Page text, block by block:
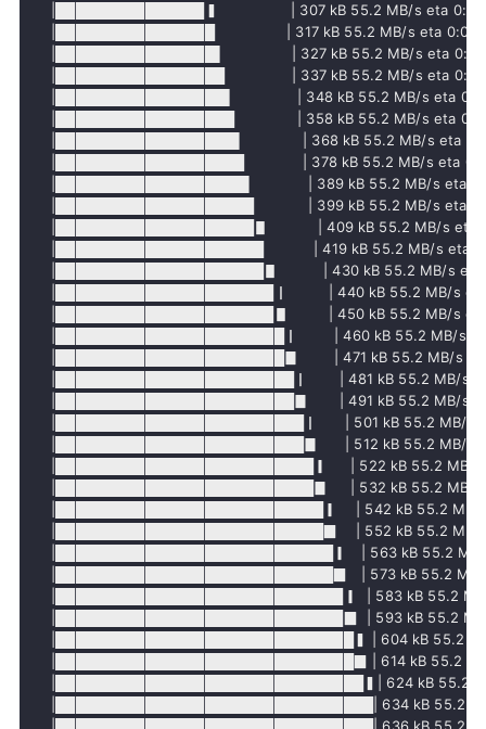
|███████████████▍                | 307 kB 55.2 MB/s eta
|████████████████                | 317 kB 55.2 MB/s eta
|████████████████▌               | 327 kB 55.2 MB/s eta
|█████████████████               | 337 kB 55.2 MB/s eta
|█████████████████▌              | 348 kB 55.2 MB/s eta
|██████████████████              | 358 kB 55.2 MB/s eta
|██████████████████▌             | 368 kB 55.2 MB/s eta
|███████████████████             | 378 kB 55.2 MB/s eta
|███████████████████▌            | 389 kB 55.2 MB/s eta
|████████████████████            | 399 kB 55.2 MB/s eta
|████████████████████▋           | 409 kB 55.2 MB/s eta
|█████████████████████           | 419 kB 55.2 MB/s eta
|█████████████████████▋          | 430 kB 55.2 MB/s eta
|██████████████████████▏         | 440 kB 55.2 MB/s
|██████████████████████▋         | 450 kB 55.2 MB/s
|███████████████████████▏        | 460 kB 55.2 MB/s
|███████████████████████▊        | 471 kB 55.2 MB/s
|████████████████████████▏       | 481 kB 55.2 MB/s
|████████████████████████▊       | 491 kB 55.2 MB/s
|█████████████████████████▏      | 501 kB 55.2 MB/s
|█████████████████████████▊      | 512 kB 55.2 MB/s
|██████████████████████████▎     | 522 kB 55.2 MB/s
|██████████████████████████▊     | 532 kB 55.2 MB/s
|███████████████████████████▎    | 542 kB 55.2 MB/s
|███████████████████████████▉    | 552 kB 55.2 MB/s
|████████████████████████████▎   | 563 kB 55.2 MB/s
|████████████████████████████▉   | 573 kB 55.2 MB/s
|█████████████████████████████▎  | 583 kB 55.2 MB/
|█████████████████████████████▉  | 593 kB 55.2 MB/
|██████████████████████████████▍ | 604 kB 55.2 MB/
|██████████████████████████████▉ | 614 kB 55.2 MB/
|███████████████████████████████▍| 624 kB 55.2
|████████████████████████████████| 634 kB 55.2 MB/